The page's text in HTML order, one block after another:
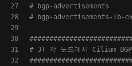
27
28
29
30
31
32
# bgp-advertisements
# bgp-advertisements-lb-
# 3) 각 노드에서 Cilium